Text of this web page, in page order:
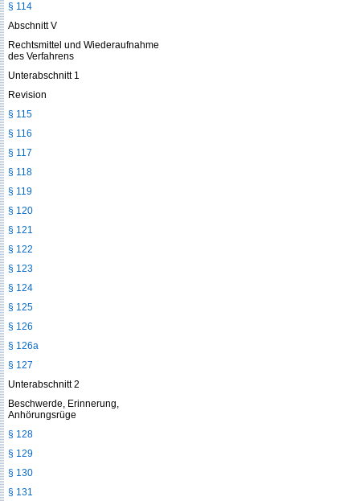
§ 114
Abschnitt V
Rechtsmittel und Wiederaufnahme
des Verfahrens
Unterabschnitt 1
Revision
§ 115
§ 116
§ 117
§ 118
§ 119
§ 120
§ 121
§ 122
§ 123
§ 124
§ 125
§ 126
§ 126a
§ 127
Unterabschnitt 2
Beschwerde, Erinnerung,
Anhörungsrüge
§ 128
§ 129
§ 130
§ 131